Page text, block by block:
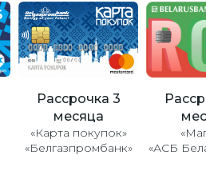
Рассрочка 3
месяца
«Карта покупок»
«Белгазпромбанк»
«АСБ